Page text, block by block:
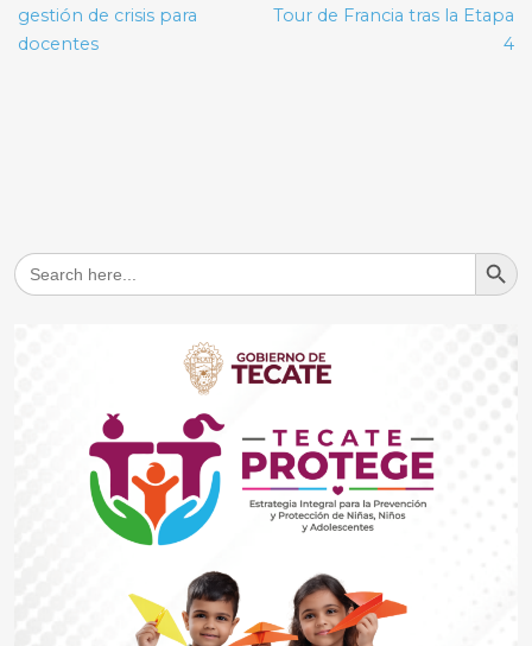
gestión de crisis para
docentes
Tour de Francia tras la Etapa
4
Search
for:
Search